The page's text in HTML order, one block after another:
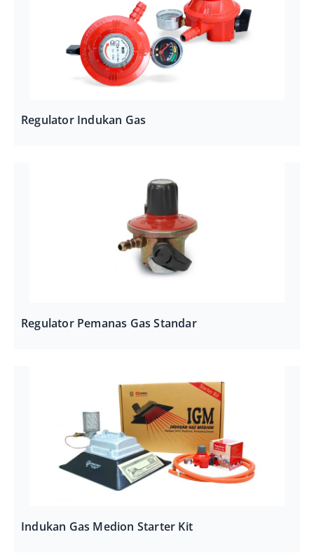
Regulator Indukan Gas
Regulator Pemanas Gas Standar
Indukan Gas Medion Starter Kit